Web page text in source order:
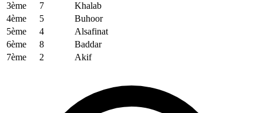
3ème
7
Khalab
4ème
5
Buhoor
5ème
4
Alsafinat
6ème
8
Baddar
7ème
2 Akif